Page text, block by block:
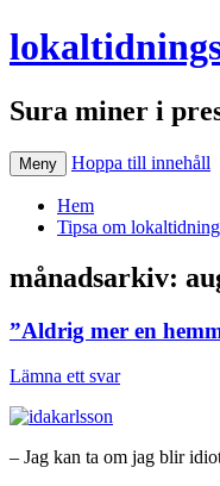
Sura miner i
Meny Hoppa till innehåll
Hem
Tipsa om
månadsarkiv:
”Aldrig mer en
Lämna ett svar
– Jag kan ta om jag blir